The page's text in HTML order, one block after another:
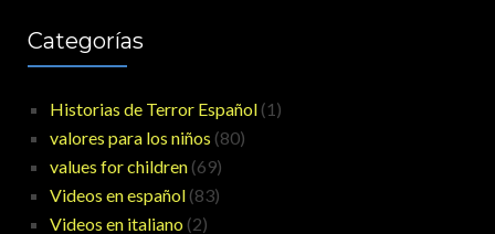
Categorías
Historias de Terror Español (1)
valores para los niños (80)
values for children (69)
Videos en español (83)
Videos en italiano (2)